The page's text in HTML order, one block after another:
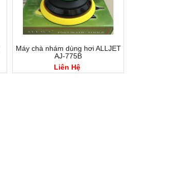
Máy chà nhám dùng hơi ALLJET
AJ-775B
Liên Hệ